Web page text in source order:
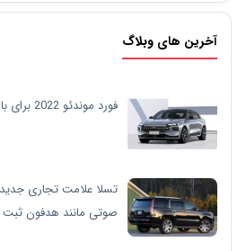
آخرین های وبلاگ
فورد موندئو 2022 برای بازار چین معرفی شد
تسلا علامت تجاری
صوتی مانند هدفون ثبت